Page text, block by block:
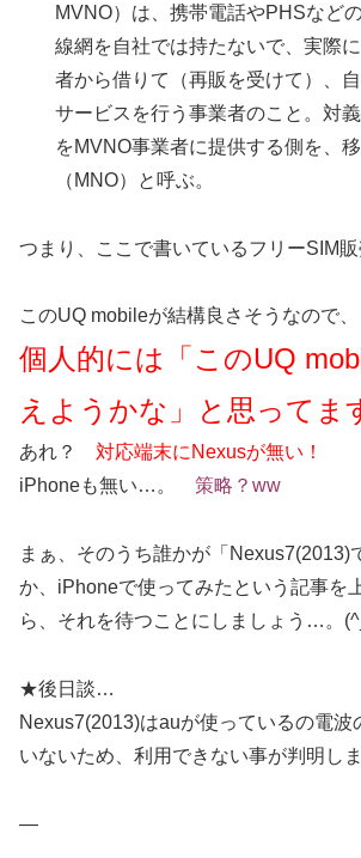
MVNO）は、携帯電話やPHSなど
線網を自社では持たないで、実際
者から借りて（再販を受けて）、
サービスを行う事業者のこと。対
をMVNO事業者に提供する側を、
（MNO）と呼ぶ。
つまり、ここで書いているフリーSIM販
このUQ mobileが結構良さそうなので、
個人的には「このUQ
えようかな」と思ってま
あれ？ 対応端末にNexusが無い！
iPhoneも無い…。 策略？ww
まぁ、そのうち誰かが「Nexus7(2013)
か、iPhoneで使ってみたという記事を
ら、それを待つことにしましょう…。
★後日談…
Nexus7(2013)はauが使っているの電波
いないため、利用できない事が判明し
—